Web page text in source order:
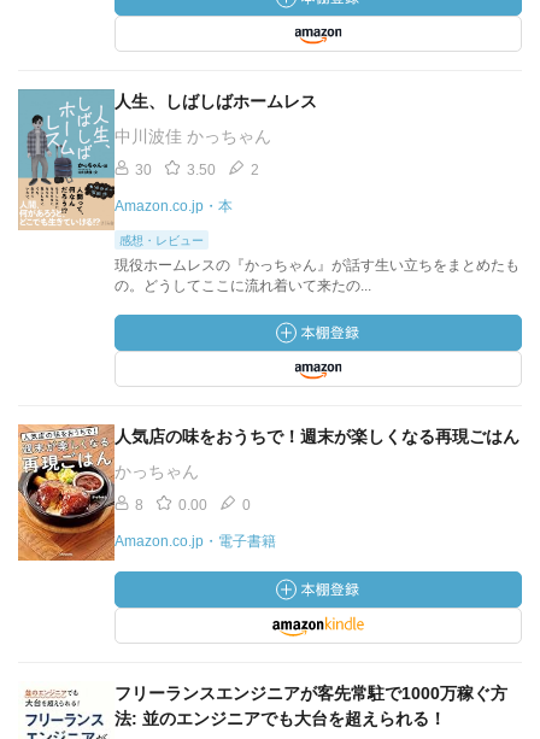
人生、しばしばホームレス
中川波佳 かっちゃん
30 3.50 2
Amazon.co.jp・本
感想・レビュー
現役ホームレスの『かっちゃん』が話す生い立ちをまとめたも
の。どうしてここに流れ着いて来たの...
人気店の味をおうちで！週末が楽しくなる再現ごはん
かっちゃん
8 0.00 0
Amazon.co.jp・電子書籍
フリーランスエンジニアが客先常駐で1000万稼ぐ方
法: 並のエンジニアでも大台を超えられる！